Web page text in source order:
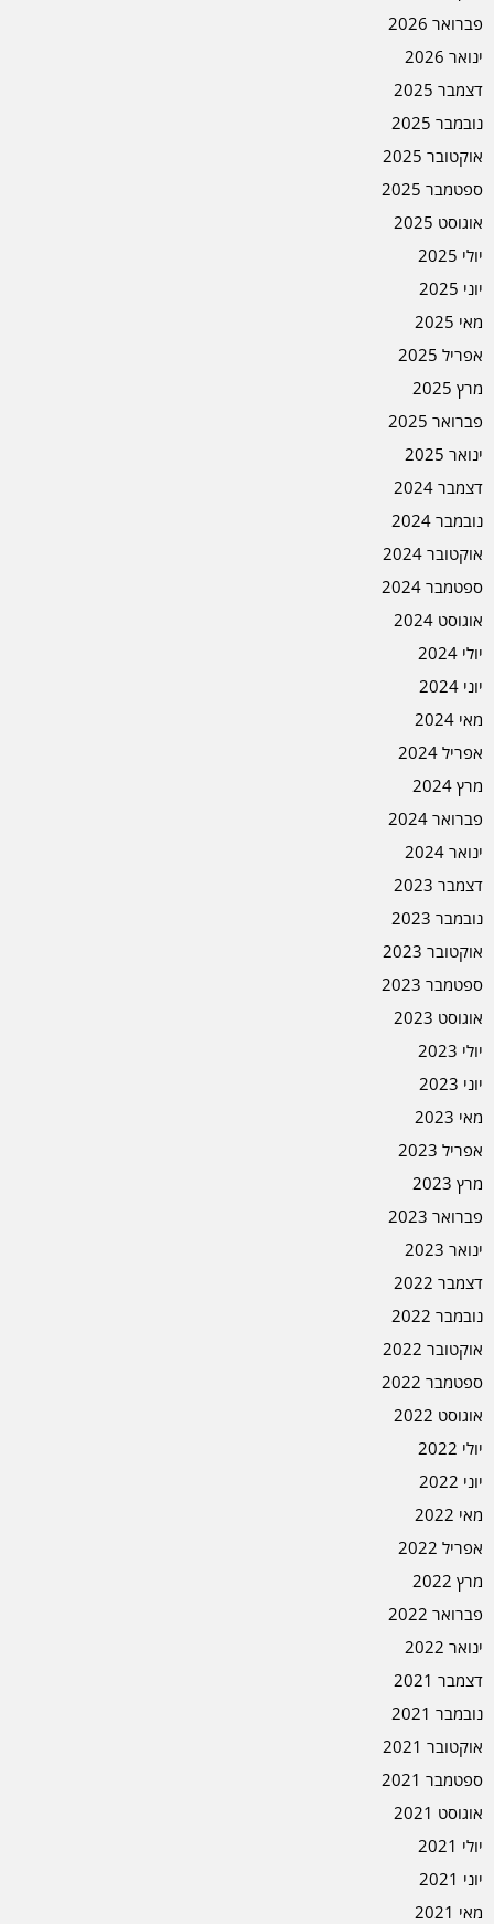
פברואר 2026
ינואר 2026
דצמבר 2025
נובמבר 2025
אוקטובר 2025
ספטמבר 2025
אוגוסט 2025
יולי 2025
יוני 2025
מאי 2025
אפריל 2025
מרץ 2025
פברואר 2025
ינואר 2025
דצמבר 2024
נובמבר 2024
אוקטובר 2024
ספטמבר 2024
אוגוסט 2024
יולי 2024
יוני 2024
מאי 2024
אפריל 2024
מרץ 2024
פברואר 2024
ינואר 2024
דצמבר 2023
נובמבר 2023
אוקטובר 2023
ספטמבר 2023
אוגוסט 2023
יולי 2023
יוני 2023
מאי 2023
אפריל 2023
מרץ 2023
פברואר 2023
ינואר 2023
דצמבר 2022
נובמבר 2022
אוקטובר 2022
ספטמבר 2022
אוגוסט 2022
יולי 2022
יוני 2022
מאי 2022
אפריל 2022
מרץ 2022
פברואר 2022
ינואר 2022
דצמבר 2021
נובמבר 2021
אוקטובר 2021
ספטמבר 2021
אוגוסט 2021
יולי 2021
יוני 2021
מאי 2021